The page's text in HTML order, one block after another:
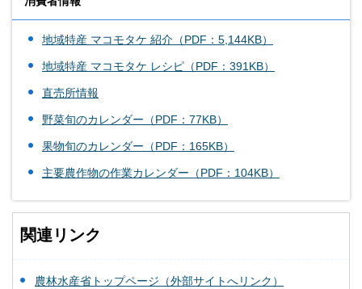
地域特産 マコモタケ 紹介（PDF：5,144KB）
地域特産 マコモタケ レシピ（PDF：391KB）
直売所情報
野菜旬のカレンダー（PDF：77KB）
果物旬のカレンダー（PDF：165KB）
主要農作物の作業カレンダー（PDF：104KB）
関連リンク
農林水産省トップページ（外部サイトへリンク）